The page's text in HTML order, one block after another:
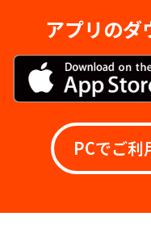
アプリのダ
PCでご利